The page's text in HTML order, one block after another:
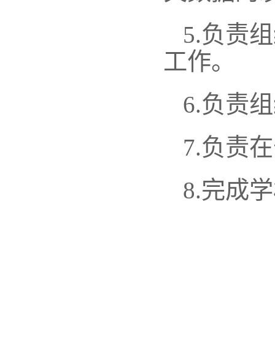
5.负责
工作。
6.负责
7.负责
8.完成